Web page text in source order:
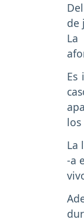
de
La
Es
los
La
-a